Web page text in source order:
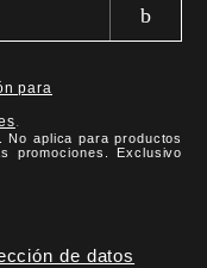
para
.
No aplica para productos
promociones. Exclusivo
de datos